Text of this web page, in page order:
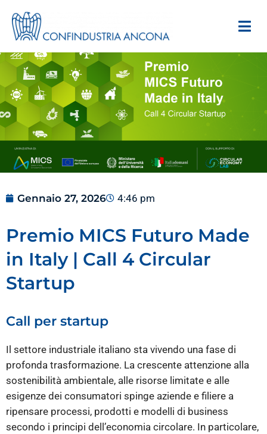
Gennaio 27, 2026 4:46 pm
Premio MICS Futuro Made
in Italy | Call 4 Circular
Startup
Call per startup
Il settore industriale italiano sta vivendo una fase di
profonda trasformazione. La crescente attenzione alla
sostenibilità ambientale, alle risorse limitate e alle
esigenze dei consumatori spinge aziende e filiere a
ripensare processi, prodotti e modelli di business
secondo i principi dell’economia circolare. In particolare,